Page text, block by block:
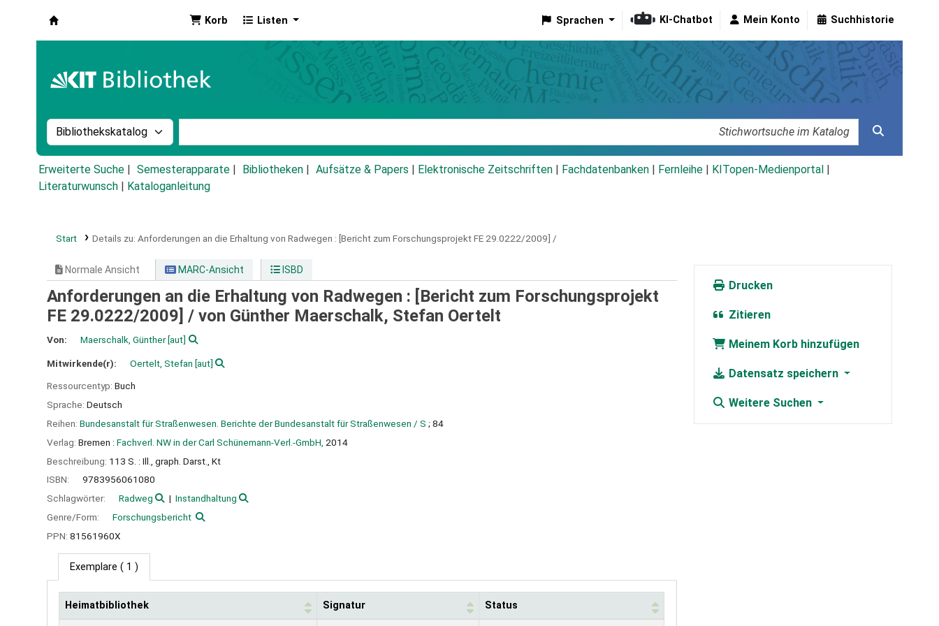
Korb Listen Sprachen KI-Chatbot Mein Konto Suchhistorie
Suche im Katalog nach:
Erweiterte Suche Semesterapparate Bibliotheken Aufsätze & Papers Elektronische Zeitschriften Fachdatenbanken Fernleihe KITopen-Medienportal
Literaturwunsch
Kataloganleitung
Start Details zu: Anforderungen an die Erhaltung von Radwegen : [Bericht zum Forschungsprojekt FE 29.0222/2009] /
Normale Ansicht MARC-Ansicht ISBD
Anforderungen an die Erhaltung von Radwegen : [Bericht zum Forschungsprojekt
FE 29.0222/2009] / von Günther Maerschalk, Stefan Oertelt
Von: Maerschalk, Günther[aut]
Mitwirkende(r): Oertelt, Stefan [aut]
Ressourcentyp: Buch
Sprache: Deutsch
Reihen: Bundesanstalt für Straßenwesen. Berichte der Bundesanstalt für Straßenwesen / S ; 84
Verlag: Bremen : Fachverl. NW in der Carl Schünemann-Verl.-GmbH, 2014
Beschreibung: 113 S. : Ill., graph. Darst., Kt
ISBN:
9783956061080
Schlagwörter:
Radweg
Instandhaltung
Genre/Form:
Forschungsbericht
PPN: 81561960X
Exemplare ( 1 )
Heimatbibliothek Signatur Status
Drucken
Zitieren
Meinem Korb hinzufügen
Datensatz speichern
Weitere Suchen